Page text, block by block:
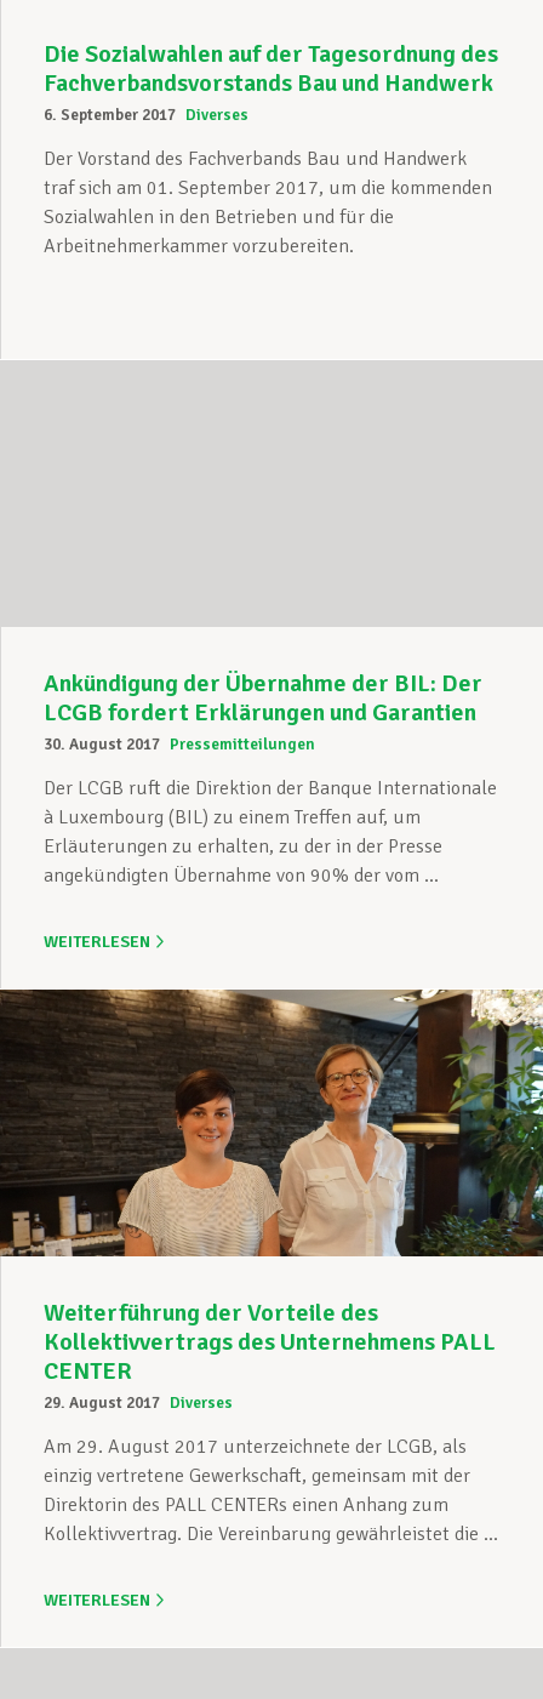
Die Sozialwahlen auf der Tagesordnung des
Fachverbandsvorstands Bau und Handwerk
6. September 2017 Diverses
Der Vorstand des Fachverbands Bau und Handwerk
traf sich am 01. September 2017, um die kommenden
Sozialwahlen in den Betrieben und für die
Arbeitnehmerkammer vorzubereiten.
Ankündigung der Übernahme der BIL: Der
LCGB fordert Erklärungen und Garantien
30. August 2017 Pressemitteilungen
Der LCGB ruft die Direktion der Banque Internationale
à Luxembourg (BIL) zu einem Treffen auf, um
Erläuterungen zu erhalten, zu der in der Presse
angekündigten Übernahme von 90% der vom ...
WEITERLESEN
Weiterführung der Vorteile des
Kollektivvertrags des Unternehmens PALL
CENTER
29. August 2017 Diverses
Am 29. August 2017 unterzeichnete der LCGB, als
einzig vertretene Gewerkschaft, gemeinsam mit der
Direktorin des PALL CENTERs einen Anhang zum
Kollektivvertrag. Die Vereinbarung gewährleistet die ...
WEITERLESEN